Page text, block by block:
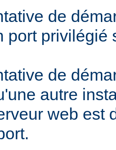
de
port privilégié
de
autre
web est